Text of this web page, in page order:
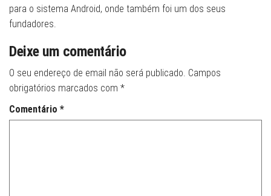
para o sistema Android, onde também foi um dos seus
fundadores.
Deixe um comentário
O seu endereço de email não será publicado. Campos
obrigatórios marcados com *
Comentário *